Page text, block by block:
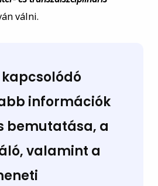
válni.
kapcsolódó
információk
bemutatása, a
valamint a